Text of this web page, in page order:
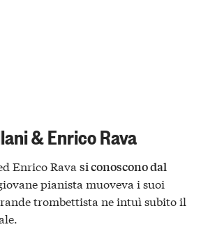
& Enrico Rava
Enrico Rava si conoscono dal
pianista muoveva i suoi
trombettista ne intuì subito il